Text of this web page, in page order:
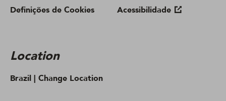
Definições de Cookies
Acessibilidade
Location
Brazil | Change Location